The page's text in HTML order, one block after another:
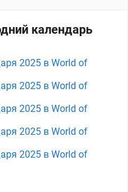
календарь
2025 в World of
2025 в World of
2025 в World of
2025 в World of
2025 в World of